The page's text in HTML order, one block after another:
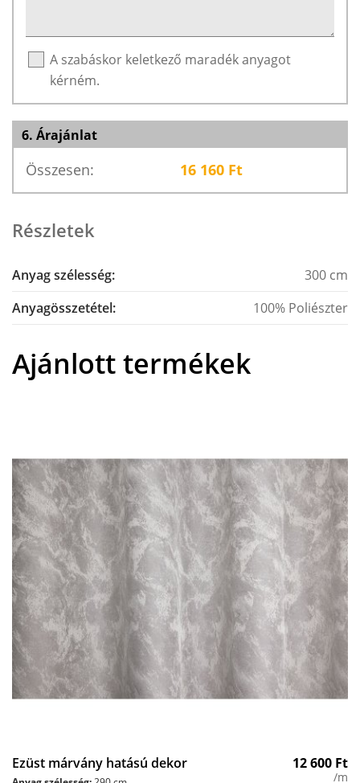
A szabáskor keletkező maradék anyagot
kérném.
6. Árajánlat
Összesen: 16 160 Ft
Részletek
Anyag szélesség:
300 cm
Anyagösszetétel:
100% Poliészter
Ajánlott termékek
Ezüst márvány hatású dekor 12 600 Ft
/m